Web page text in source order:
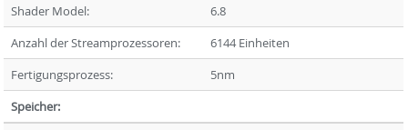
Shader Model:
6.8
Anzahl der Streamprozessoren:
6144 Einheiten
Fertigungsprozess:
5nm
Speicher: